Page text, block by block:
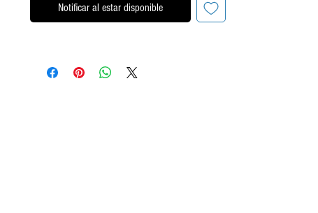
Notificar al estar disponible